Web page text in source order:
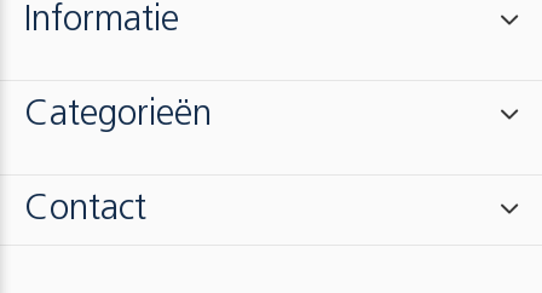
Informatie
Categorieën
Contact